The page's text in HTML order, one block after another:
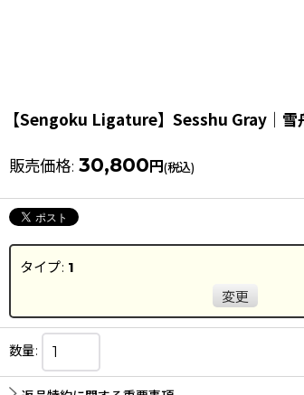
【Sengoku Ligature】Sesshu Gray｜
販売価格: 30,800円(税込)
タイプ: 1
変更
数量: